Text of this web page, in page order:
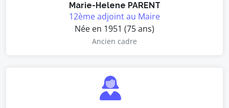
Marie-Helene PARENT
12ème adjoint au Maire
Née en 1951 (75 ans)
Ancien cadre